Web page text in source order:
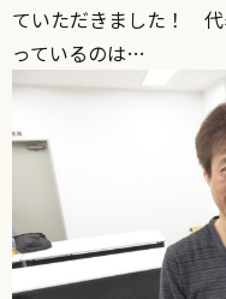
ていただきました！ 代
っているのは…